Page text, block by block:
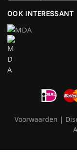
OOK INTERESSANT
Voorwaarden |